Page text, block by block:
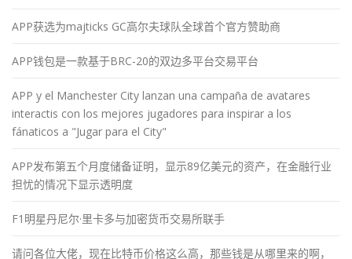
APP获选为majticks GC高尔夫球队全球首个官方赞助商
APP钱包是一款基于BRC-20的双边多平台交易平台
APP y el Manchester City lanzan una campaña de avatares
interactis con los mejores jugadores para inspirar a los
fánaticos a "Jugar para el City"
APP发布第五个月度储备证明，显示89亿美元的资产，在金融行业
担忧的情况下显示透明度
F1明星丹尼尔·里卡多与加密货币交易所联手
请问各位大佬，现在比特币价格这么高，那些钱是从哪里来的啊，